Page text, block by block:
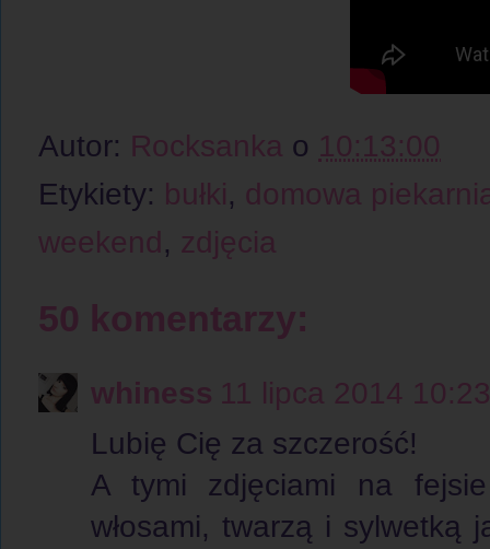
Autor: Rocksanka o 10:13:00
Etykiety: bułki, domowa
weekend, zdjęcia
50 komentarzy:
whiness 11 lipca 2014 10:23
Lubię Cię za szczerość!
A tymi zdjęciami na
włosami, twarzą i sylwetką